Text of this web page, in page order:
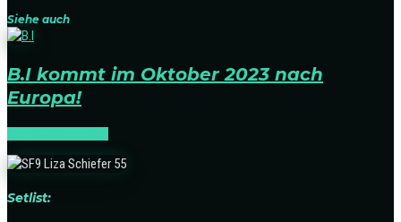
Siehe auch
B.I kommt im Oktober 2023 nach
Europa!
Setlist: